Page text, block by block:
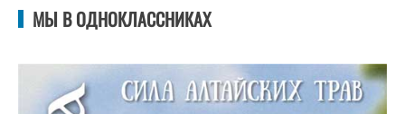
МЫ В ОДНОКЛАССНИКАХ